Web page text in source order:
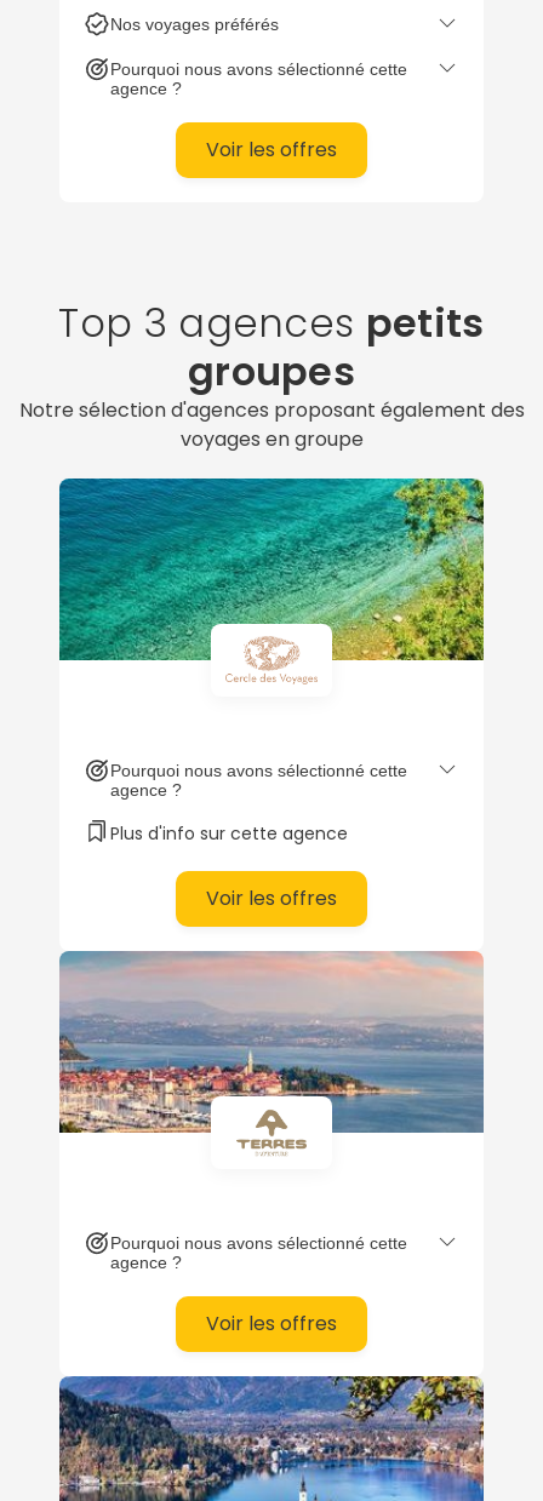
Nos voyages préférés
Pourquoi nous avons sélectionné cette
agence ?
Voir les offres
Top 3 agences petits
groupes
Notre sélection d'agences proposant également des
voyages en groupe
Pourquoi nous avons sélectionné cette
agence ?
Plus d'info sur cette agence
Voir les offres
Pourquoi nous avons sélectionné cette
agence ?
Voir les offres
ou connectez-vous par mail
Politique de
confidentialité.